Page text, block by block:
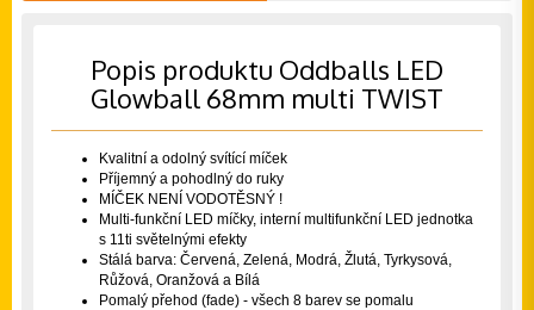
Popis produktu Oddballs LED
Glowball 68mm multi TWIST
Kvalitní a odolný svítící míček
Příjemný a pohodlný do ruky
MÍČEK NENÍ VODOTĚSNÝ !
Multi-funkční LED míčky, interní multifunkční LED jednotka
s 11ti světelnými efekty
Stálá barva: Červená, Zelená, Modrá, Žlutá, Tyrkysová,
Růžová, Oranžová a Bílá
Pomalý přehod (fade) - všech 8 barev se pomalu